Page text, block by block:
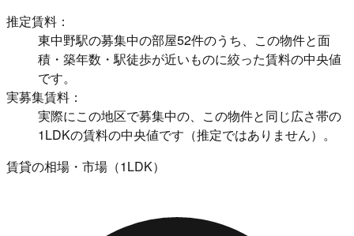
推定賃料：
東中野駅の募集中の部屋52件のうち、この物件と面
積・築年数・駅徒歩が近いものに絞った賃料の中央値
です。
実募集賃料：
実際にこの地区で募集中の、この物件と同じ広さ帯の
1LDKの賃料の中央値です（推定ではありません）。
賃貸の相場・市場（1LDK）